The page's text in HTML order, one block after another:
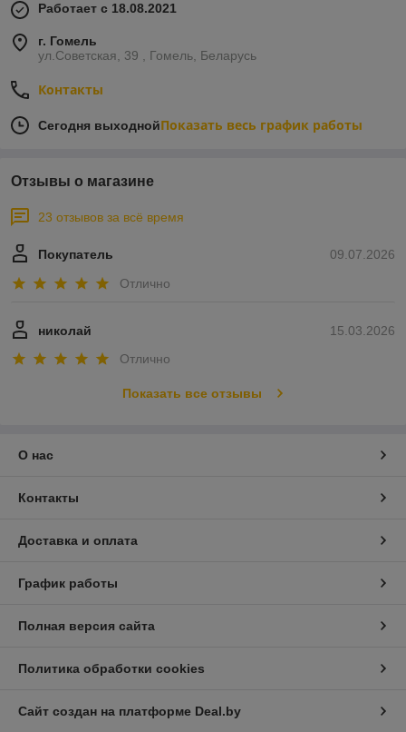
Работает с 18.08.2021
г. Гомель
ул.Советская, 39 , Гомель, Беларусь
Контакты
Сегодня выходнойПоказать весь график работы
Отзывы о магазине
23 отзывов за всё время
09.07.2026
Покупатель
Отлично
15.03.2026
николай
Отлично
Показать все отзывы
О нас
Контакты
Доставка и оплата
График работы
Полная версия сайта
Политика обработки cookies
Сайт создан на платформе Deal.by